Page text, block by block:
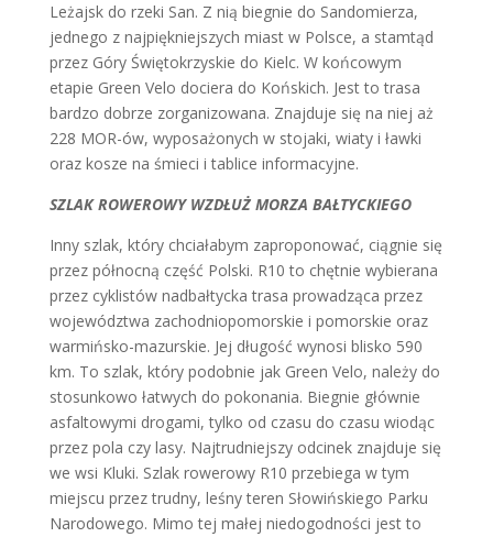
Leżajsk do rzeki San. Z nią biegnie do Sandomierza,
jednego z najpiękniejszych miast w Polsce, a stamtąd
przez Góry Świętokrzyskie do Kielc. W końcowym
etapie Green Velo dociera do Końskich. Jest to trasa
bardzo dobrze zorganizowana. Znajduje się na niej aż
228 MOR-ów, wyposażonych w stojaki, wiaty i ławki
oraz kosze na śmieci i tablice informacyjne.
SZLAK ROWEROWY WZDŁUŻ MORZA BAŁTYCKIEGO
Inny szlak, który chciałabym zaproponować, ciągnie się
przez północną część Polski. R10 to chętnie wybierana
przez cyklistów nadbałtycka trasa prowadząca przez
województwa zachodniopomorskie i pomorskie oraz
warmińsko-mazurskie. Jej długość wynosi blisko 590
km. To szlak, który podobnie jak Green Velo, należy do
stosunkowo łatwych do pokonania. Biegnie głównie
asfaltowymi drogami, tylko od czasu do czasu wiodąc
przez pola czy lasy. Najtrudniejszy odcinek znajduje się
we wsi Kluki. Szlak rowerowy R10 przebiega w tym
miejscu przez trudny, leśny teren Słowińskiego Parku
Narodowego. Mimo tej małej niedogodności jest to